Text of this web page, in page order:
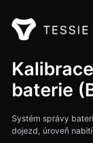
baterie
Systém správy
dojezd, úroveň